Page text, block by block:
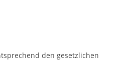
den gesetzlichen